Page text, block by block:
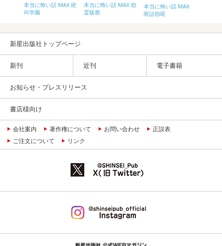
本当に怖い話 MAX 絶
叫学園
本当に怖い話 MAX 怨
霊跋扈
本当に怖い話 MAX
呪詛怨嗟
新星出版社トップページ
新刊 近刊 電子書籍
お知らせ・プレスリリース
書店様向け
会社案内 著作権について お問い合わせ
正誤表
ご注文について
リンク